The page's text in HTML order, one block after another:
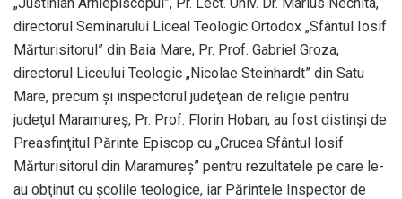
directorul Seminarului Liceal Teologic Ortodox „Sfântul Iosif
Mărturisitorul” din Baia Mare, Pr. Prof. Gabriel Groza,
directorul Liceului Teologic „Nicolae Steinhardt” din Satu
Mare, precum şi inspectorul judeţean de religie pentru
judeţul Maramureş, Pr. Prof. Florin Hoban, au fost distinşi de
Preasfinţitul Părinte Episcop cu „Crucea Sfântul Iosif
Mărturisitorul din Maramureş” pentru rezultatele pe care le-
au obţinut cu şcolile teologice, iar Părintele Inspector de